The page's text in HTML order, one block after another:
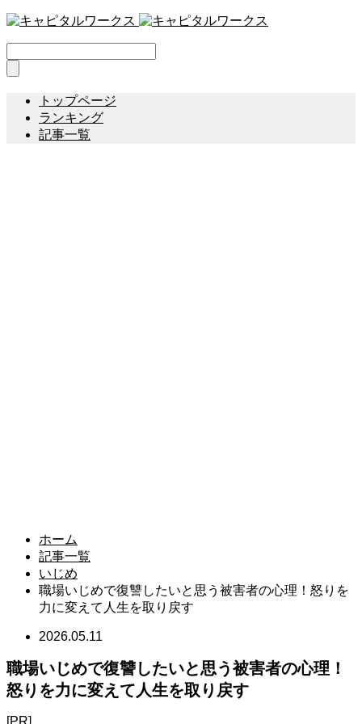
トップページ
ランキング
記事一覧
ホーム
記事一覧
いじめ
職場いじめで復讐したいと思う被害者の心理！怒りを
力に変えて人生を取り戻す
2026.05.11
職場いじめで復讐したいと思う被害者の心理！
怒りを力に変えて人生を取り戻す